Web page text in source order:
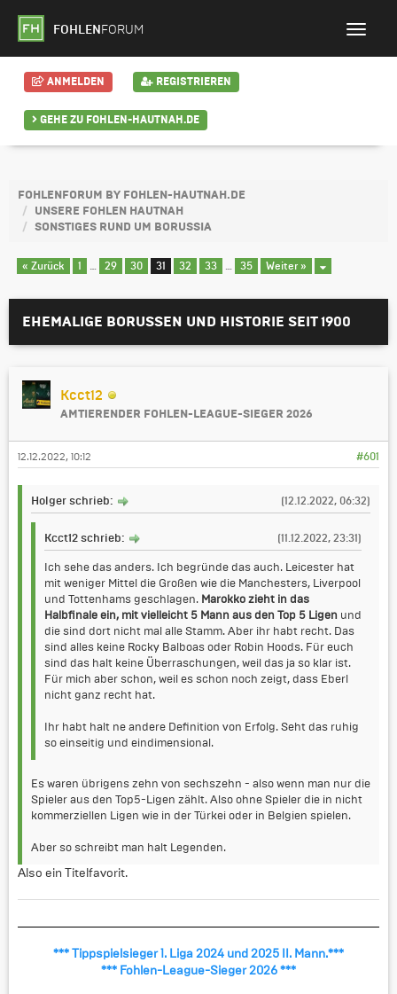
FOHLEN FORUM
ANMELDEN REGISTRIEREN
GEHE ZU FOHLEN-HAUTNAH.DE
FOHLENFORUM BY FOHLEN-HAUTNAH.DE
UNSERE FOHLEN HAUTNAH
SONSTIGES RUND UM BORUSSIA
« Zurück 1 29 30 31 32 33 35 Weiter »
EHEMALIGE BORUSSEN UND HISTORIE SEIT 1900
Kcct12
AMTIERENDER FOHLEN-LEAGUE-SIEGER 2026
#601
12.12.2022, 10:12
(12.12.2022, 06:32)
Holger schrieb:
(11.12.2022, 23:31)
Kcct12 schrieb:
Ich sehe das anders. Ich begründe das auch. Leicester hat
mit weniger Mittel die Großen wie die Manchesters, Liverpool
und Tottenhams geschlagen. Marokko zieht in das
Halbfinale ein, mit vielleicht 5 Mann aus den Top 5 Ligen und
die sind dort nicht mal alle Stamm. Aber ihr habt recht. Das
sind alles keine Rocky Balboas oder Robin Hoods. Für euch
sind das halt keine Überraschungen, weil das ja so klar ist.
Für mich aber schon, weil es schon noch zeigt, dass Eberl
nicht ganz recht hat.
Ihr habt halt ne andere Definition von Erfolg. Seht das ruhig
so einseitig und eindimensional.
Es waren übrigens zehn von sechszehn - also wenn man nur die
Spieler aus den Top5-Ligen zählt. Also ohne Spieler die in nicht
kommerziellen Ligen wie in der Türkei oder in Belgien spielen.
Aber so schreibt man halt Legenden.
Also ein Titelfavorit.
*** Tippspielsieger 1. Liga 2024 und 2025 II. Mann.***
*** Fohlen-League-Sieger 2026 ***